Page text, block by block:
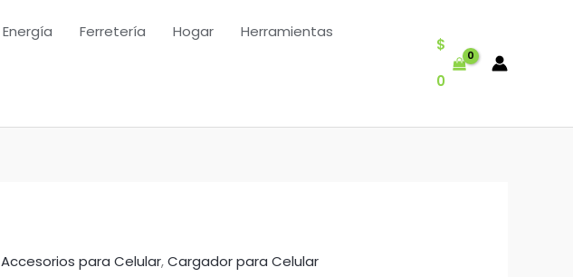
Energía Ferretería Hogar Herramientas
$
0
Accesorios para Celular,Cargador para Celular